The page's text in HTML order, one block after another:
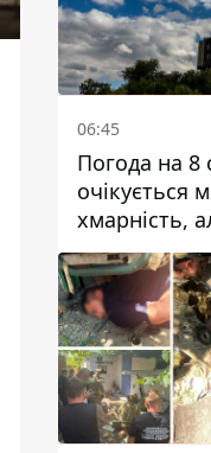
06:45
Погода на 8
очікується
хмарність,
дощ